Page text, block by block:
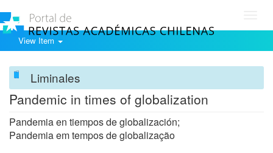
View Item
Liminales
Pandemic in times of globalization
Pandemia en tiempos de globalización;
Pandemia em tempos de globalização